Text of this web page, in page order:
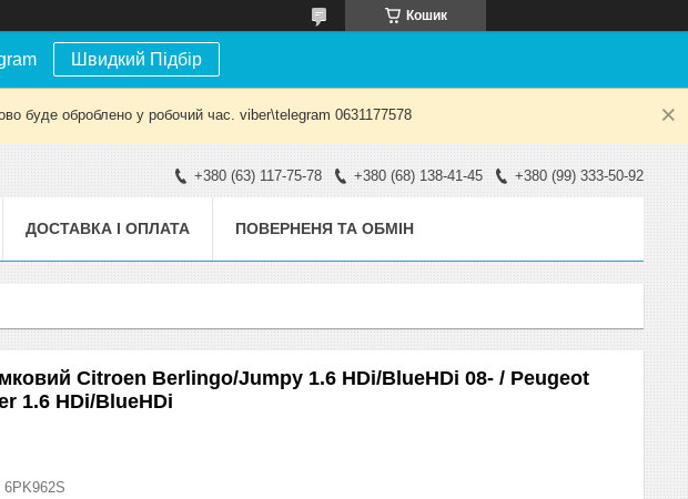
Кошик
Швидкий Підбір
буде оброблено у робочий час. viber\telegram 0631177578
+380 (63) 117-75-78 +380 (68) 138-41-45 +380 (99) 333-50-92
ДОСТАВКА І ОПЛАТА ПОВЕРНЕНЯ ТА ОБМІН
Citroen Berlingo/Jumpy 1.6 HDi/BlueHDi 08- / Peugeot
1.6 HDi/BlueHDi
6PK962S